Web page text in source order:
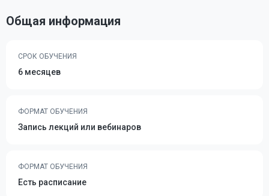
Общая информация
СРОК ОБУЧЕНИЯ
6 месяцев
ФОРМАТ ОБУЧЕНИЯ
Запись лекций или вебинаров
ФОРМАТ ОБУЧЕНИЯ
Есть расписание